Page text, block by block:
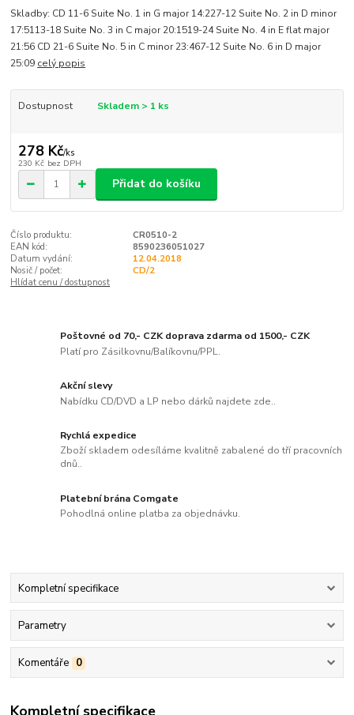
Skladby: CD 11-6 Suite No. 1 in G major 14:227-12 Suite No. 2 in D minor
17:5113-18 Suite No. 3 in C major 20:1519-24 Suite No. 4 in E flat major
21:56 CD 21-6 Suite No. 5 in C minor 23:467-12 Suite No. 6 in D major
25:09 celý popis
Dostupnost Skladem > 1 ks
278 Kč/ks
230 Kč bez DPH
Přidat do košíku
Číslo produktu:
CR0510-2
EAN kód:
8590236051027
Datum vydání:
12.04.2018
Nosič / počet:
CD/2
Hlídat cenu / dostupnost
Poštovné od 70,- CZK doprava zdarma od 1500,- CZK
Platí pro Zásilkovnu/Balíkovnu/PPL.
Akční slevy
Nabídku CD/DVD a LP nebo dárků najdete zde..
Rychlá expedice
Zboží skladem odesíláme kvalitně zabalené do tří pracovních
dnů..
Platební brána Comgate
Pohodlná online platba za objednávku.
Kompletní specifikace
Parametry
Komentáře 0
Kompletní specifikace